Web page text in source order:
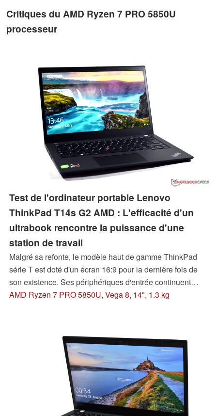
Critiques du AMD Ryzen 7 PRO 5850U
processeur
Test de l'ordinateur portable Lenovo
ThinkPad T14s G2 AMD : L'efficacité d'un
ultrabook rencontre la puissance d'une
station de travail
Malgré sa refonte, le modèle haut de gamme ThinkPad
série T est doté d'un écran 16:9 pour la dernière fois de
son existence. Ses périphériques d'entrée continuent
d'enthousiasmer, et l'efficacité globale a été améliorée de
performance plus élevé.
AMD Ryzen 7 PRO 5850U, Vega 8, 14", 1.3 kg